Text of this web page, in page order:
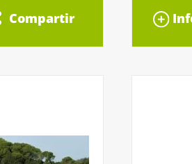
Compartir